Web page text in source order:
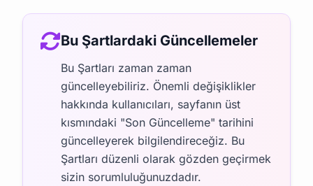
Bu Şartlardaki Güncellemeler
Bu Şartları zaman zaman
güncelleyebiliriz. Önemli değişiklikler
hakkında kullanıcıları, sayfanın üst
kısmındaki "Son Güncelleme" tarihini
güncelleyerek bilgilendireceğiz. Bu
Şartları düzenli olarak gözden geçirmek
sizin sorumluluğunuzdadır.